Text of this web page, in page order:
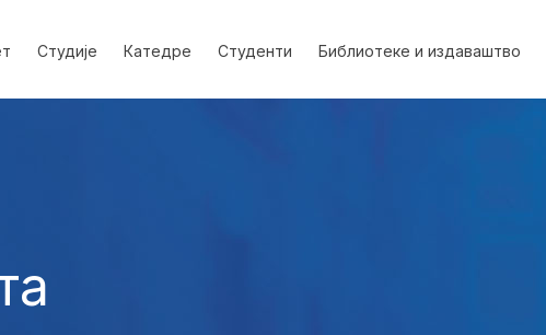
Студије Катедре Студенти Библиотеке и издаваштво